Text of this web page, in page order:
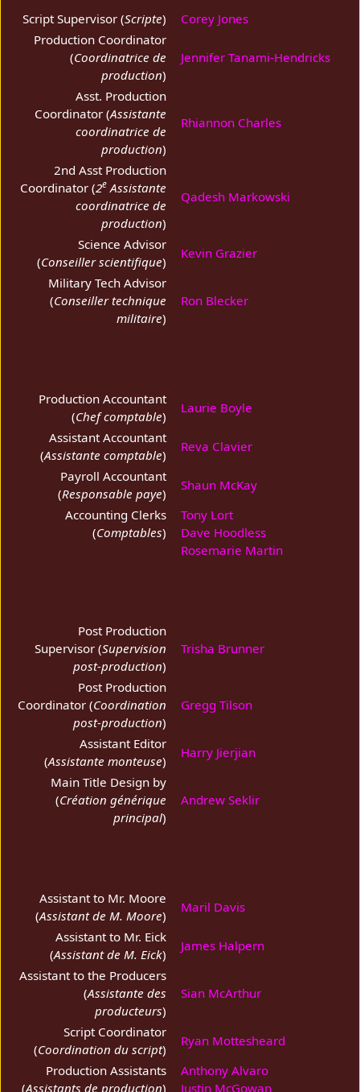
Script Supervisor (Scripte)
Corey Jones
Production Coordinator
(Coordinatrice de
production)
Jennifer Tanami-Hendricks
Asst. Production
Coordinator (Assistante
coordinatrice de
production)
Rhiannon Charles
2nd Asst Production
Coordinator (2e Assistante
coordinatrice de
production)
Qadesh Markowski
Science Advisor
(Conseiller scientifique)
Kevin Grazier
Military Tech Advisor
(Conseiller technique
militaire)
Ron Blecker
Production Accountant
(Chef comptable)
Laurie Boyle
Assistant Accountant
(Assistante comptable)
Reva Clavier
Payroll Accountant
(Responsable paye)
Shaun McKay
Accounting Clerks
(Comptables)
Tony Lort
Dave Hoodless
Rosemarie Martin
Post Production
Supervisor (Supervision
post-production)
Trisha Brunner
Post Production
Coordinator (Coordination
post-production)
Gregg Tilson
Assistant Editor
(Assistante monteuse)
Harry Jierjian
Main Title Design by
(Création générique
principal)
Andrew Seklir
Assistant to Mr. Moore
(Assistant de M. Moore)
Maril Davis
Assistant to Mr. Eick
(Assistant de M. Eick)
James Halpern
Assistant to the Producers
(Assistante des
producteurs)
Sian McArthur
Script Coordinator
(Coordination du script)
Ryan Mottesheard
Production Assistants
(Assistants de production)
Anthony Alvaro
Justin McGowan